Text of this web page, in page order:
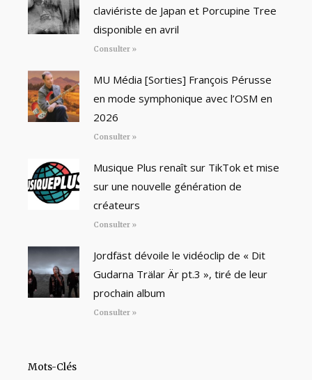
claviériste de Japan et Porcupine Tree
disponible en avril
Consulter »
MU Média [Sorties] François Pérusse
en mode symphonique avec l’OSM en
2026
Consulter »
Musique Plus renaît sur TikTok et mise
sur une nouvelle génération de
créateurs
Consulter »
Jordfäst dévoile le vidéoclip de « Dit
Gudarna Trälar Är pt.3 », tiré de leur
prochain album
Consulter »
Mots-Clés